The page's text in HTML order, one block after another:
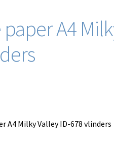
paper A4
A4 Milky Valley ID-678 vlinders